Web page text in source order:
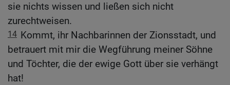
sie nichts wissen und ließen sich nicht
zurechtweisen.
14 Kommt, ihr Nachbarinnen der Zionsstadt, und
betrauert mit mir die Wegführung meiner Söhne
und Töchter, die der ewige Gott über sie verhängt
hat!